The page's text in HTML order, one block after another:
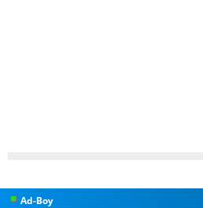
Ad-Boy